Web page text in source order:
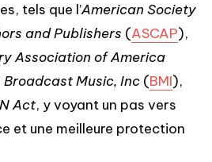
tels que l’American Society
and Publishers (ASCAP),
Association of America
Broadcast Music, Inc (BMI),
Act, y voyant un pas vers
et une meilleure protection